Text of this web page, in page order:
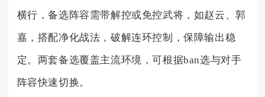
横行，备选阵容需带解控或免控武将，如赵云、郭
嘉，搭配净化战法，破解连环控制，保障输出稳
定。两套备选覆盖主流环境，可根据ban选与对手
阵容快速切换。